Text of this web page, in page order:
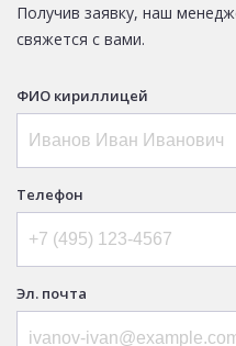
Получив заявку, наш
свяжется с вами.
ФИО кириллицей
Телефон
Эл. почта